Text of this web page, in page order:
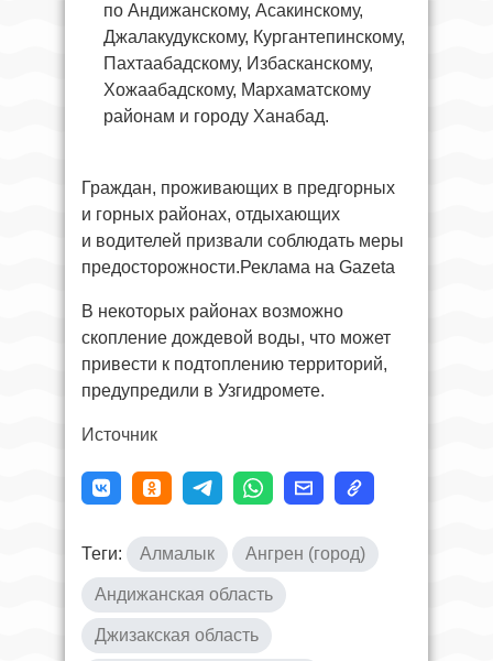
по Андижанскому, Асакинскому,
Джалакудукскому, Кургантепинскому,
Пахтаабадскому, Избасканскому,
Хожаабадскому, Мархаматскому
районам и городу Ханабад.
Граждан, проживающих в предгорных
и горных районах, отдыхающих
и водителей призвали соблюдать меры
предосторожности.Реклама на Gazeta
В некоторых районах возможно
скопление дождевой воды, что может
привести к подтоплению территорий,
предупредили в Узгидромете.
Источник
Теги: Алмалык Ангрен (город)
Андижанская область
Джизакская область